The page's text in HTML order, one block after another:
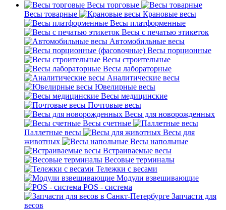
Весы торговые
Весы товарные
Крановые весы
Весы платформенные
Весы с печатью этикеток
Автомобильные весы
Весы порционные
Весы строительные
Весы лабораторные
Аналитические весы
Ювелирные весы
Весы медицинские
Почтовые весы
Весы для новорожденных
Весы счетные
Паллетные весы
Весы для
животных
Весы напольные
Встраиваемые весы
Весовые терминалы
Тележки с весами
Модули взвешивающие
POS - система
Запчасти для
весов